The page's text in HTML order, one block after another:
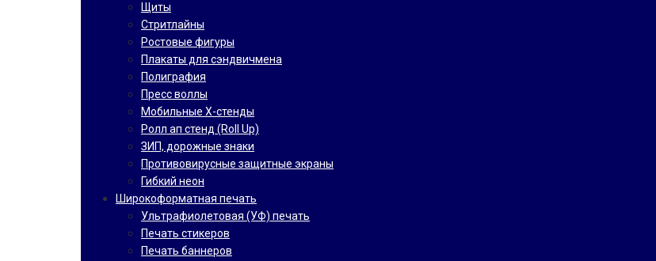
Щиты
Стритлайны
Ростовые фигуры
Плакаты для сэндвичмена
Полиграфия
Пресс воллы
Мобильные Х-стенды
Ролл ап стенд (Roll Up)
ЗИП, дорожные знаки
Противовирусные защитные экраны
Гибкий неон
Широкоформатная печать
Ультрафиолетовая (УФ) печать
Печать стикеров
Печать баннеров